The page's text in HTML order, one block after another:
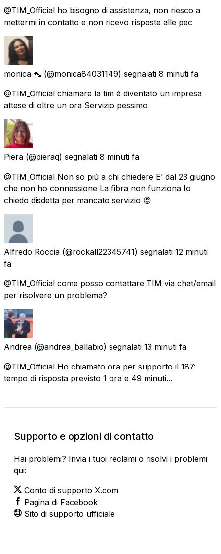
@TIM_Official ho bisogno di assistenza, non riesco a
mettermi in contatto e non ricevo risposte alle pec
monica 👠 (@monica84031149) segnalati 8 minuti fa
@TIM_Official chiamare la tim è diventato un impresa
attese di oltre un ora Servizio pessimo
Piera (@pieraq) segnalati 8 minuti fa
@TIM_Official Non so più a chi chiedere E’ dal 23 giugno
che non ho connessione La fibra non funziona Io
chiedo disdetta per mancato servizio 😡
Alfredo Roccia (@rockall22345741) segnalati 12 minuti
fa
@TIM_Official come posso contattare TIM via chat/email
per risolvere un problema?
Andrea (@andrea_ballabio) segnalati 13 minuti fa
@TIM_Official Ho chiamato ora per supporto il 187:
tempo di risposta previsto 1 ora e 49 minuti...
Supporto e opzioni di contatto
Hai problemi? Invia i tuoi reclami o risolvi i problemi
qui:
Conto di supporto X.com
Pagina di Facebook
Sito di supporto ufficiale